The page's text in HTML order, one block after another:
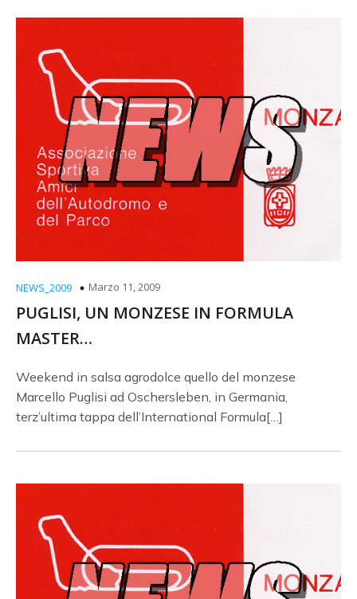
NEWS_2009 Marzo 11, 2009
PUGLISI, UN MONZESE IN FORMULA
MASTER…
Weekend in salsa agrodolce quello del monzese
Marcello Puglisi ad Oschersleben, in Germania,
terz’ultima tappa dell’International Formula[…]